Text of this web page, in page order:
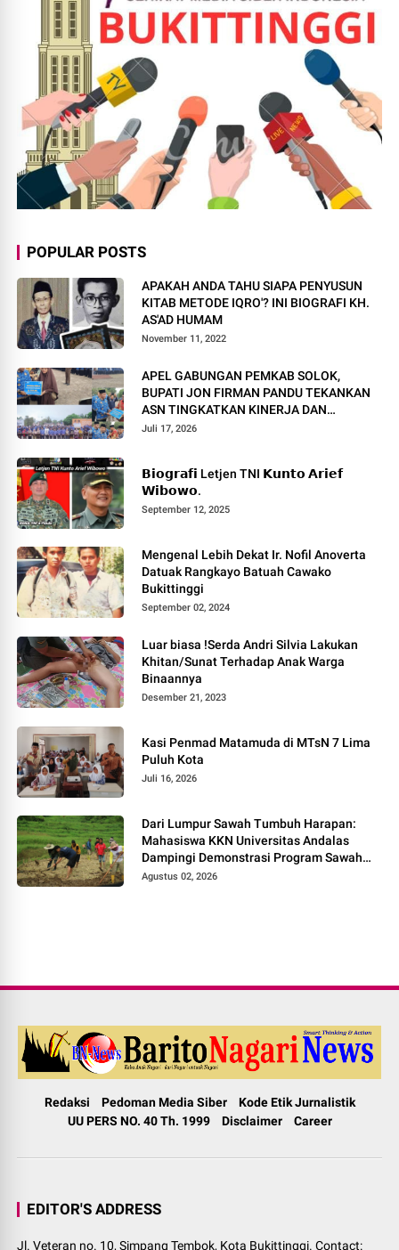
POPULAR POSTS
APAKAH ANDA TAHU SIAPA PENYUSUN
KITAB METODE IQRO'? INI BIOGRAFI KH.
AS'AD HUMAM
November 11, 2022
APEL GABUNGAN PEMKAB SOLOK,
BUPATI JON FIRMAN PANDU TEKANKAN
ASN TINGKATKAN KINERJA DAN
PELAYANAN MASYARAKAT.
Juli 17, 2026
𝗕𝗶𝗼𝗴𝗿𝗮𝗳𝗶 Letjen TNI 𝗞𝘂𝗻𝘁𝗼 𝗔𝗿𝗶𝗲𝗳
𝗪𝗶𝗯𝗼𝘄𝗼.
September 12, 2025
Mengenal Lebih Dekat Ir. Nofil Anoverta
Datuak Rangkayo Batuah Cawako
Bukittinggi
September 02, 2024
Luar biasa !Serda Andri Silvia Lakukan
Khitan/Sunat Terhadap Anak Warga
Binaannya
Desember 21, 2023
Kasi Penmad Matamuda di MTsN 7 Lima
Puluh Kota
Juli 16, 2026
Dari Lumpur Sawah Tumbuh Harapan:
Mahasiswa KKN Universitas Andalas
Dampingi Demonstrasi Program Sawah
Pokok Murah di Jorong Bayua
Agustus 02, 2026
Redaksi Pedoman Media Siber
Kode Etik Jurnalistik
UU PERS NO. 40 Th. 1999
Disclaimer Career
EDITOR'S ADDRESS
Jl. Veteran no. 10, Simpang Tembok, Kota Bukittinggi. Contact: